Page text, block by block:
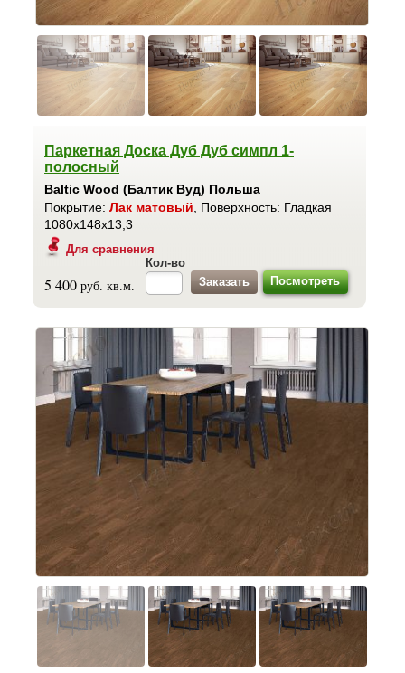
Паркетная Доска Дуб Дуб симпл 1-
полосный
Baltic Wood (Балтик Вуд) Польша
Покрытие: Лак матовый , Поверхность: Гладкая
1080x148x13,3
Для сравнения
5 400 руб. кв.м.
Кол-во
Посмотреть